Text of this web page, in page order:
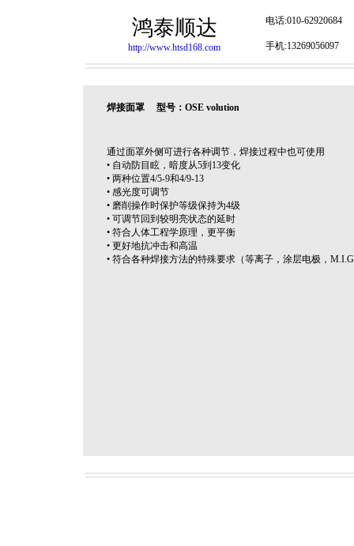
鸿泰顺达
http://www.htsd168.com
电话:010-62920684
手机:13269056097
焊接面罩 型号：OSE volution
通过面罩外侧可进行各种调节，焊接过程中也可使用
• 自动防目眩，暗度从5到13变化
• 两种位置4/5-9和4/9-13
• 感光度可调节
• 磨削操作时保护等级保持为4级
• 可调节回到较明亮状态的延时
• 符合人体工程学原理，更平衡
• 更好地抗冲击和高温
• 符合各种焊接方法的特殊要求（等离子，涂层电极，